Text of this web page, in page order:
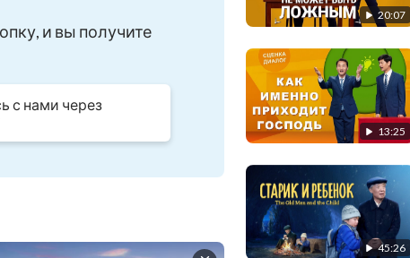
и вы получите
с нами через
20:07
13:25
45:26